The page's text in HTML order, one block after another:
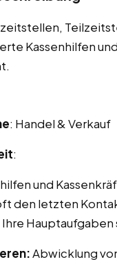
Kassenhilfen
: Handel & Verkauf
:
und
den letzten
Hauptaufgaben
Abwicklung